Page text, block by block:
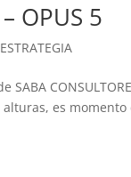
OPUS 5
es